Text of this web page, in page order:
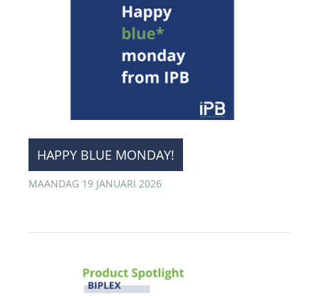
HAPPY BLUE MONDAY!
MAANDAG 19 JANUARI 2026